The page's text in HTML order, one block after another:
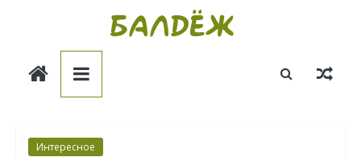
Балдёж
Интересное